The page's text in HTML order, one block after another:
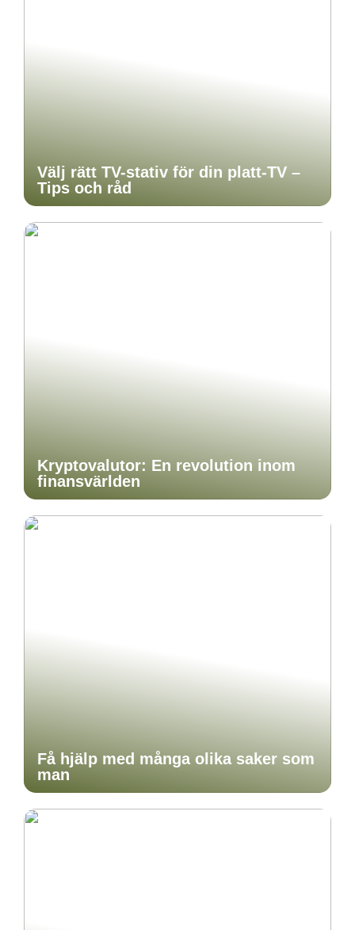
Välj rätt TV-stativ för din platt-TV –
Tips och råd
Kryptovalutor: En revolution inom
finansvärlden
Få hjälp med många olika saker som
man